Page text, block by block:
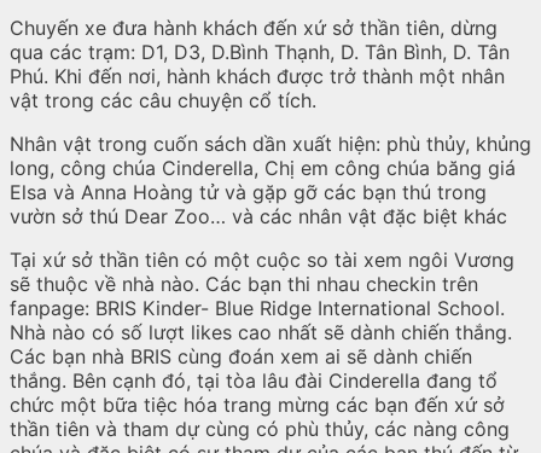
Chuyến xe đưa hành khách đến xứ sở thần tiên, dừng
qua các trạm: D1, D3, D.Bình Thạnh, D. Tân Bình, D. Tân
Phú. Khi đến nơi, hành khách được trở thành một nhân
vật trong các câu chuyện cổ tích.
Nhân vật trong cuốn sách dần xuất hiện: phù thủy, khủng
long, công chúa Cinderella, Chị em công chúa băng giá
Elsa và Anna Hoàng tử và gặp gỡ các bạn thú trong
vườn sở thú Dear Zoo… và các nhân vật đặc biệt khác
Tại xứ sở thần tiên có một cuộc so tài xem ngôi Vương
sẽ thuộc về nhà nào. Các bạn thi nhau checkin trên
fanpage: BRIS Kinder- Blue Ridge International School.
Nhà nào có số lượt likes cao nhất sẽ dành chiến thắng.
Các bạn nhà BRIS cùng đoán xem ai sẽ dành chiến
thắng. Bên cạnh đó, tại tòa lâu đài Cinderella đang tổ
chức một bữa tiệc hóa trang mừng các bạn đến xứ sở
thần tiên và tham dự cùng có phù thủy, các nàng công